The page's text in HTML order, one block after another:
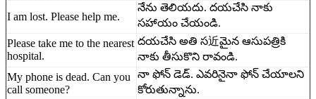
I am lost. Please help me.
నేను తెలియదు. దయచేసి నాకు
సహాయం చేయండి.
Please take me to the nearest
hospital.
దయచేసి అతి స近మైన ఆసుపత్రికి
నాకు తీసుకొని రావండి.
My phone is dead. Can you
call someone?
నా ఫోన్ డెడ్. ఎవరినైనా ఫోన్ చేయాలని
కోరుతున్నాను.